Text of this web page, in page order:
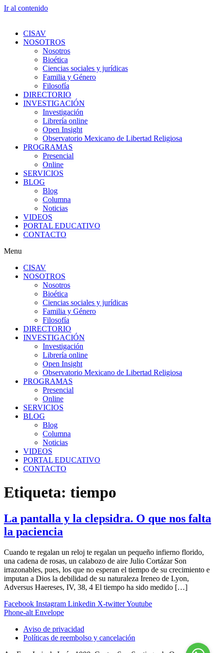
Ir al contenido
CISAV
NOSOTROS
Nosotros
Bioética
Ciencias sociales y jurídicas
Familia y Género
Filosofía
DIRECTORIO
INVESTIGACIÓN
Investigación
Librería online
Open Insight
Observatorio Mexicano de Libertad Religiosa
PROGRAMAS
Presencial
Online
SERVICIOS
BLOG
Blog
Columna
Noticias
VIDEOS
PORTAL EDUCATIVO
CONTACTO
Menu
CISAV
NOSOTROS
Nosotros
Bioética
Ciencias sociales y jurídicas
Familia y Género
Filosofía
DIRECTORIO
INVESTIGACIÓN
Investigación
Librería online
Open Insight
Observatorio Mexicano de Libertad Religiosa
PROGRAMAS
Presencial
Online
SERVICIOS
BLOG
Blog
Columna
Noticias
VIDEOS
PORTAL EDUCATIVO
CONTACTO
Etiqueta: tiempo
La pantalla y la clepsidra. O que nos falta
la paciencia
Cuando te regalan un reloj te regalan un pequeño infierno florido,
una cadena de rosas, un calabozo de aire Julio Cortázar Son
irrazonables, pues, los que no esperan el tiempo de su crecimiento e
imputan a Dios la debilidad de su naturaleza Ireneo de Lyon,
Adversus Haereses, IV, 38, 4 El tiempo ha sido medido […]
Facebook Instagram Linkedin X-twitterYoutube
Phone-alt Envelope
Aviso de privacidad
Políticas de reembolso y cancelación